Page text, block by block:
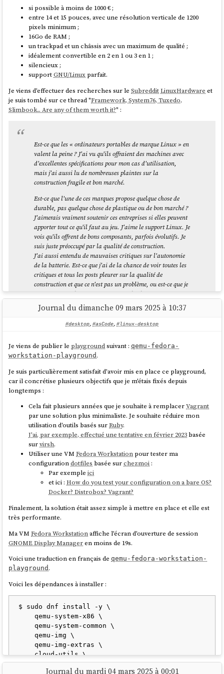
J'ai suivi des liens et j'ai constaté qu'il est possible de
consulter les projets financés. Par exemple, 200 000 €
sont allés à
Setting up, integration with “France Connect” and
implementation of eID
ISA² - Interoperability solutions for public administrations,
businesses and citizens
Horizon Europe
En lisant cette
le soutien auxfree software estindirect et secondaire
NGI Innovations- qui finance en partie des projetsNLNET
finance précisément desfree software
La Commission surveille également l’adoption de l’open
source par les services publics de l’Union. Pendant près de
deux décennies, son Observatoire open source a passé au
crible des articles, des rapports ainsi que des études de cas
témoignant de l’adoption croissante de l’open source à
page 2
JaiDécouvert :Open Source Observatory .
Mentionnons notamment les récents efforts des
gouvernements nationaux afin de développer et de mettre en
œuvredes solutions open source se substituant aux suites
collaboratives de logiciels propriétaires, situation
ici
Le portail «Europe interopérable», hébergeur de
l’Observatoire, incite par ailleurs au partage et à la
réutilisation de solutions communes, notamment open
source,grâce au catalogage de logiciels
ici . J'ai l'impression que la page contient une liste de
documents d'actualités.
lalicence publique de l’Union européenne; elle est
disponible en vingt-trois langues officielles de l’Union et est
compatible avec de nombreuses licences open source.
JaiDécouvertla licenceEUPL .
LaStratégie logicielle open source de la Commission
à l’utilisation de l’open source en interne, encourage la
collaboration sur le sitecode.europa.euet ouvre la voie à
des infrastructures numériques plus durables et
entre 14 et 15 pouces, avec une résolution verticale de 1200
pixels minimum ;
16Go de RAM ;
un trackpad et un châssis avec un maximum de qualité ;
idéalement convertible en 2 en 1 ou 3 en 1 ;
silencieux ;
supportGNU/Linuxparfait ;
Pour le moment, j'ai identifié les modèles suivants :
TuxedoInfinity Flexible 14 - Gen 1
(https://www.tuxedocomputers.com/en/TUXEDO-InfinityFlex-
14-Gen1.tuxedo) à 1067 € TTC
si possible à moins de 1000 € ;
entre 14 et 15 pouces, avec une résolution verticale de 1200
pixels minimum ;
16Go de RAM ;
un trackpad et un châssis avec un maximum de qualité ;
idéalement convertible en 2 en 1 ou 3 en 1 ;
silencieux ;
supportGNU/Linux parfait.
Je viens d'effectuer des recherches sur leSubreddit LinuxHardware et
je suis tombé sur ce thread "Framework, System76, Tuxedo,
Slimbook... Are any of them worth it?" :
Est-ce que les « ordinateurs portables de marque Linux » en
valent la peine ? J'ai vu qu'ils offraient des machines avec
d'excellentes spécifications pour mon cas d'utilisation,
mais j'ai aussi lu de nombreuses plaintes sur la
construction fragile et bon marché.
Est-ce que l'une de ces marques propose quelque chose de
durable, pas quelque chose de plastique ou de bon marché ?
J'aimerais vraiment soutenir ces entreprises si elles peuvent
apporter tout ce qu'il faut au jeu. J'aime le support Linux. Je
vois qu'ils offrent de bons composants, parfois évolutifs. Je
suis juste préoccupé par la qualité de construction.
J'ai aussi entendu de mauvaises critiques sur l'autonomie
de la batterie. Est-ce que j'ai de la chance de voir toutes les
critiques et tous les posts pleurer sur la qualité de
construction et que ce n'est pas un problème, ou est-ce que je
devrais juste acheter un XPS, ou un Thinkpad ?
source
Je me pose les mêmes questions 🙂.
Je connaissais déjàFramework
semaines, j'ai découvert le fabricant espagnol basé à Valence nommé
Slimbook (company).
Dans ce thread,
Malibal(USA)
Starlabs (Company)(UK)
etTuxedo (DE)
J'ai très bien conscience que ces laptops sont fabriqués par des
Original design manufacturer
https://en.wikipedia.org/wiki/Original_design_manufacturer
Par exemple, je lis icique les laptopFrameworksont fabriqués par
Compal Electronics
taïwanaise, qui fabrique entre autres deslaptoppourLenovo,DELL,
etc.
Je me suis intéressé àTuxedoet en particulier le modèle Tuxedo
Infinity Flexible 14 Gen 1.
Journal du dimanche 09 mars 2025 à 10:37
#desktop, #asCode, #linux-desktop
Je viens de publier le playgroundsuivant : qemu-fedora-
workstation-playground .
Je suis particulièrement satisfait d'avoir mis en place ce playground,
car il concrétise plusieurs objectifs que je m'étais fixés depuis
longtemps :
Cela fait plusieurs années que je souhaite à remplacerVagrant
par une solution plus minimaliste. Je souhaite réduire mon
utilisation d'outils basés surRuby.
J'ai, par exemple, effectué une tentative en février 2023basée
survirsh.
Utiliser une VMFedora Workstation pour tester ma
configurationdotfilesbasée surchezmoi :
Par exempleici
et ici :How do you test your configuration on a bare OS?
Docker? Distrobox? Vagrant?
Finalement, la solution était assez simple à mettre en place et elle est
très performante.
Ma VMFedora Workstationaffiche l'écran d'ouverture de session
GNOME Display Manageren moins de 19s.
Voici une traduction en français de qemu-fedora-workstation-
playground .
Voici les dépendances à installer :
$ sudo dnf install -y \
    qemu-system-x86 \
    qemu-system-common \
    qemu-img \
    qemu-img-extras \
    cloud-utils \
    mesa-dri-drivers \
Journal du mardi 04 mars 2025 à 00:01